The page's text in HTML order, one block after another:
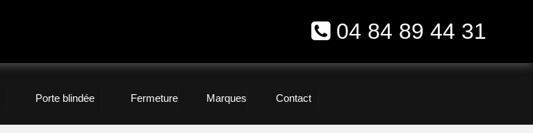
04 84 89 44 31
Porte blindée Fermeture Marques Contact